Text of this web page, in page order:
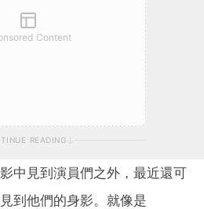
Content
READING
中見到演員們之外，最近還可
到他們的身影。就像是